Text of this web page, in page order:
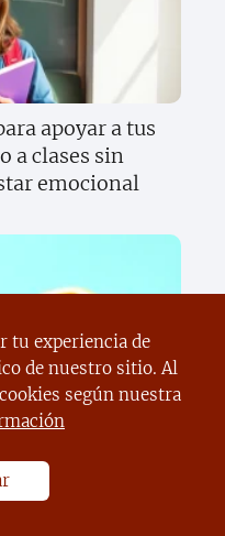
apoyar a tus
a clases sin
emocional
mundo del
tu experiencia de
de nuestro sitio. Al
según nuestra